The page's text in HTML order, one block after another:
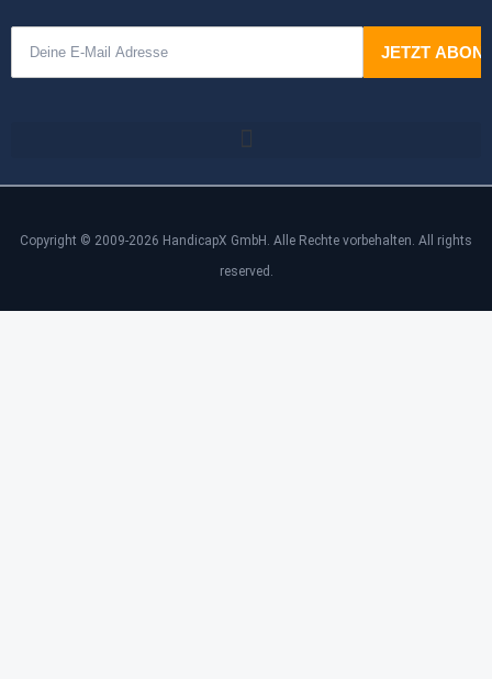
Copyright © 2009-2026 HandicapX GmbH. Alle Rechte vorbehalten. All rights
reserved.